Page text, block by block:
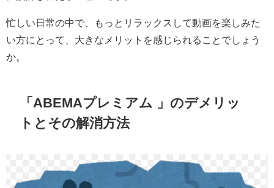
忙しい日常の中で、もっとリラックスして動画を楽しみた
い方にとって、大きなメリットを感じられることでしょう
か。
「ABEMAプレミアム 」のデメリッ
トとその解消方法